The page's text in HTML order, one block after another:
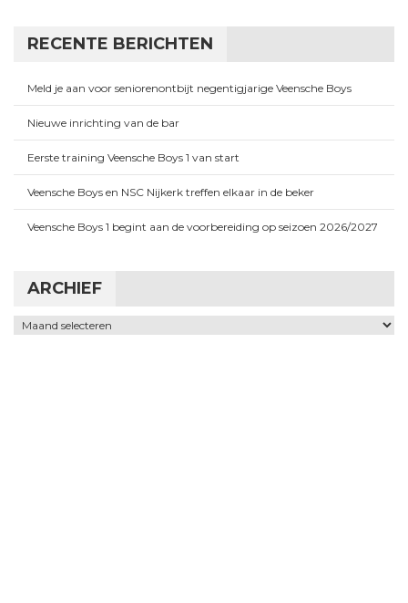
RECENTE BERICHTEN
Meld je aan voor seniorenontbijt negentigjarige Veensche Boys
Nieuwe inrichting van de bar
Eerste training Veensche Boys 1 van start
Veensche Boys en NSC Nijkerk treffen elkaar in de beker
Veensche Boys 1 begint aan de voorbereiding op seizoen 2026/2027
ARCHIEF
Archief